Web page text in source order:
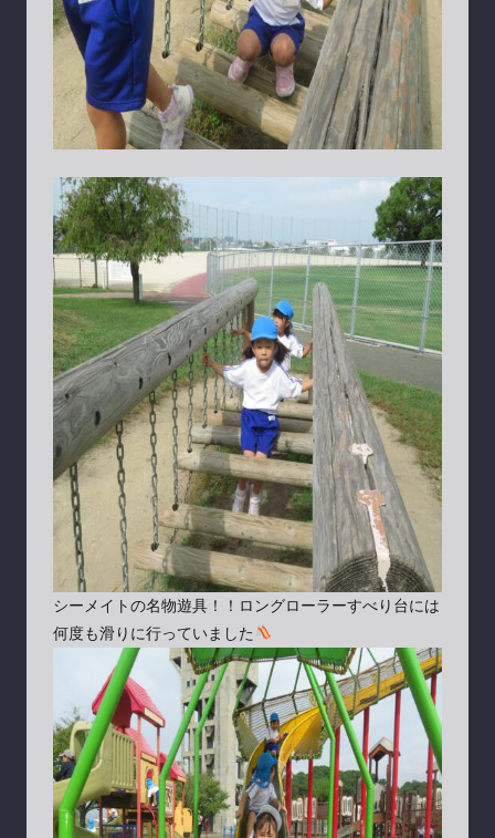
シーメイトの名物遊具！！ロングローラーすべり台には
何度も滑りに行っていました